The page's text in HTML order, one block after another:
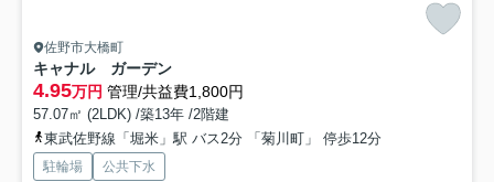
佐野市大橋町
キャナル ガーデン
4.95万円 管理/共益費1,800円
57.07㎡ (2LDK) /築13年 /2階建
東武佐野線「堀米」駅 バス2分 「菊川町」 停歩12分
駐輪場 公共下水